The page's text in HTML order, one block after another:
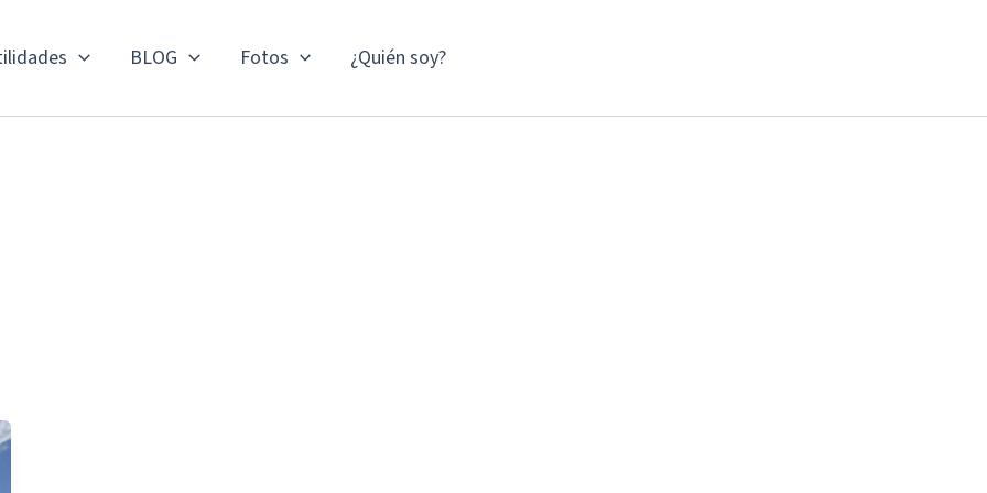
BLOG Fotos ¿Quién soy?